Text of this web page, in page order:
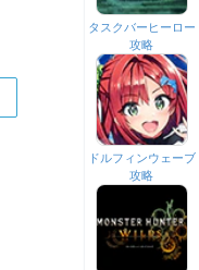
タスクバーヒーロー
攻略
ドルフィンウェーブ
攻略